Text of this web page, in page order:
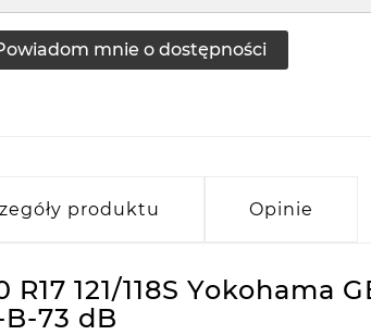
mnie o dostępności
produktu Opinie
R17 121/118S Yokohama
73 dB